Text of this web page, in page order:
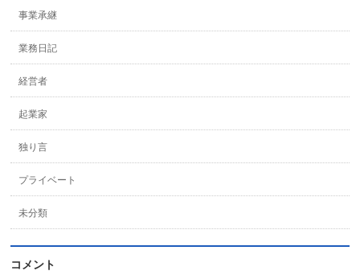
事業承継
業務日記
経営者
起業家
独り言
プライベート
未分類
コメント